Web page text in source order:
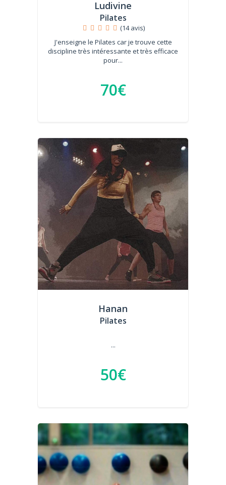
Ludivine
Pilates
(14 avis)
J'enseigne le Pilates car je trouve cette
discipline très intéressante et très efficace
pour...
70€
Hanan
Pilates
...
50€